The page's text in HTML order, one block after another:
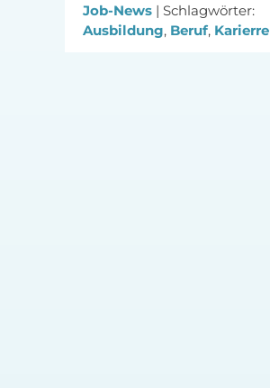
Job-News | Schlagwörter:
Ausbildung, Beruf, Karierre